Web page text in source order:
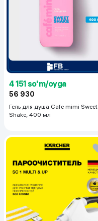
4 151 so'm/oyga
56 930
Гель для душа Cafe mimi Sweet
Shake, 400 мл